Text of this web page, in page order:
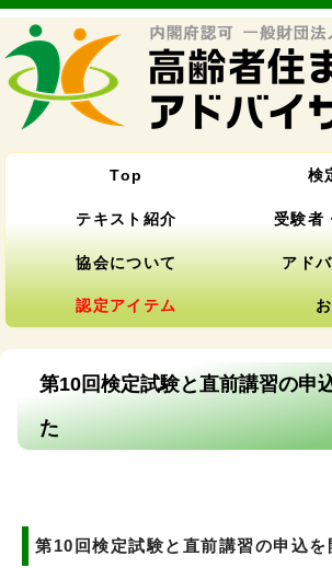
Top 検
テキスト紹介 受験者
協会について アド
認定アイテム
第10回検定試験と直前講習の申
た
第10回検定試験と直前講習の申込を